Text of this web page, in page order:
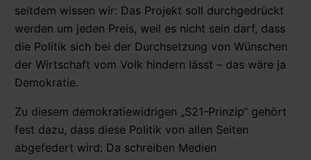
seitdem wissen wir: Das Projekt soll durchgedrückt
werden um jeden Preis, weil es nicht sein darf, dass
die Politik sich bei der Durchsetzung von Wünschen
der Wirtschaft vom Volk hindern lässt – das wäre ja
Demokratie.
Zu diesem demokratiewidrigen „S21-Prinzip“ gehört
fest dazu, dass diese Politik von allen Seiten
abgefedert wird: Da schreiben Medien